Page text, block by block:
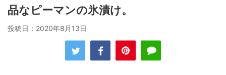
品なピーマンの氷漬け。
投稿日： 2020年8月13日